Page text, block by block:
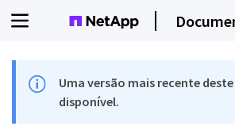
Uma versão mais recente
disponível.